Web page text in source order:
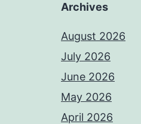
Archives
August 2026
July 2026
June 2026
May 2026
April 2026